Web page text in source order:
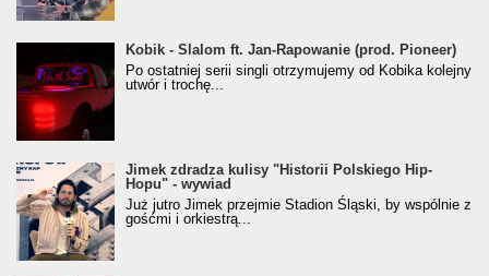
Kobik - Slalom ft. Jan-Rapowanie (prod. Pioneer)
[Official Music Visualiser]
Kobik - Slalom ft. Jan-Rapowanie (prod. Pioneer)
Po ostatniej serii singli otrzymujemy od Kobika kolejny
utwór i trochę...
Jimek zdradza kulisy "Historii Polskiego Hip-
Hopu" - wywiad
Jimek zdradza kulisy "Historii Polskiego Hip-
Hopu" - wywiad
Już jutro Jimek przejmie Stadion Śląski, by wspólnie z
gośćmi i orkiestrą...